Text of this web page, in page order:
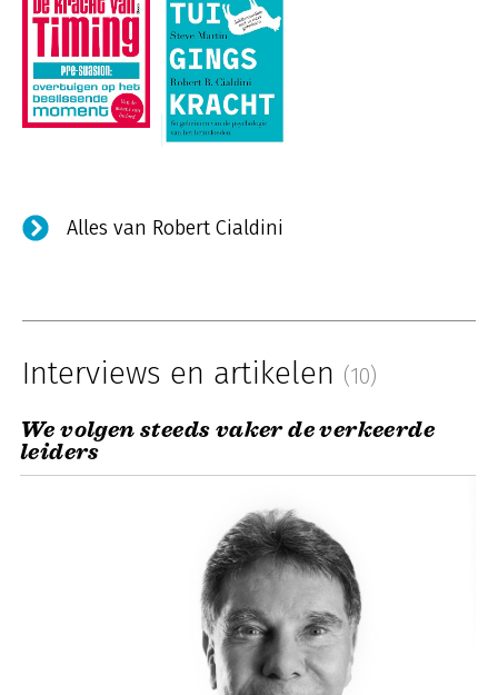
Alles van Robert Cialdini
Interviews en artikelen (10)
We volgen steeds vaker de verkeerde
leiders